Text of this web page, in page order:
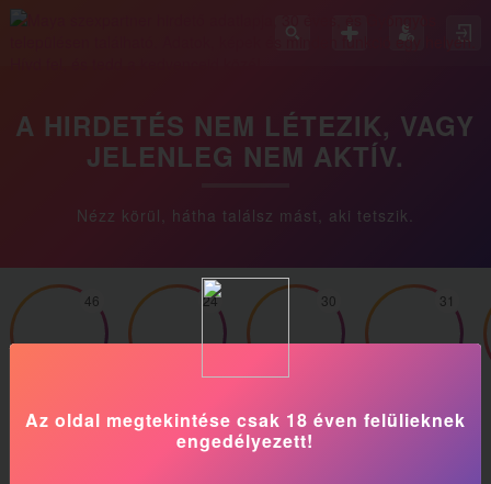
A HIRDETÉS NEM LÉTEZIK, VAGY
JELENLEG NEM AKTÍV.
Nézz körül, hátha találsz mást, aki tetszik.
46 24 30 31
Az oldal megtekintése csak 18 éven felülieknek
engedélyezett!